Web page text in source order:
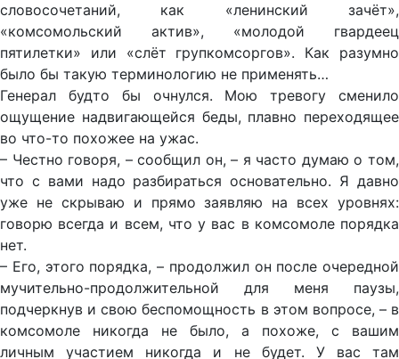
словосочетаний, как «ленинский зачёт»,
«комсомольский актив», «молодой гвардеец
пятилетки» или «слёт групкомсоргов». Как разумно
было бы такую терминологию не применять…
Генерал будто бы очнулся. Мою тревогу сменило
ощущение надвигающейся беды, плавно переходящее
во что-то похожее на ужас.
– Честно говоря, – сообщил он, – я часто думаю о том,
что с вами надо разбираться основательно. Я давно
уже не скрываю и прямо заявляю на всех уровнях:
говорю всегда и всем, что у вас в комсомоле порядка
нет.
– Его, этого порядка, – продолжил он после очередной
мучительно-продолжительной для меня паузы,
подчеркнув и свою беспомощность в этом вопросе, – в
комсомоле никогда не было, а похоже, с вашим
личным участием никогда и не будет. У вас там